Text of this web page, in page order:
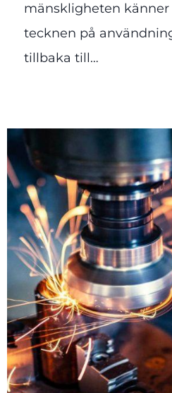
mänskligheten känner
tecknen på
tillbaka till…